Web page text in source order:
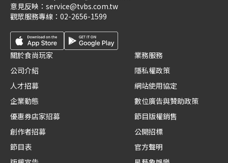
意見反映： service@tvbs.com.tw
觀眾服務專線： 02-2656-1599
關於食尚玩家
公司介紹
人才招募
企業動態
優惠券店家招募
創作者招募
節目表
業務服務
隱私權政策
網站使用協定
數位廣告與贊助政策
節目版權銷售
公開招標
官方聲明